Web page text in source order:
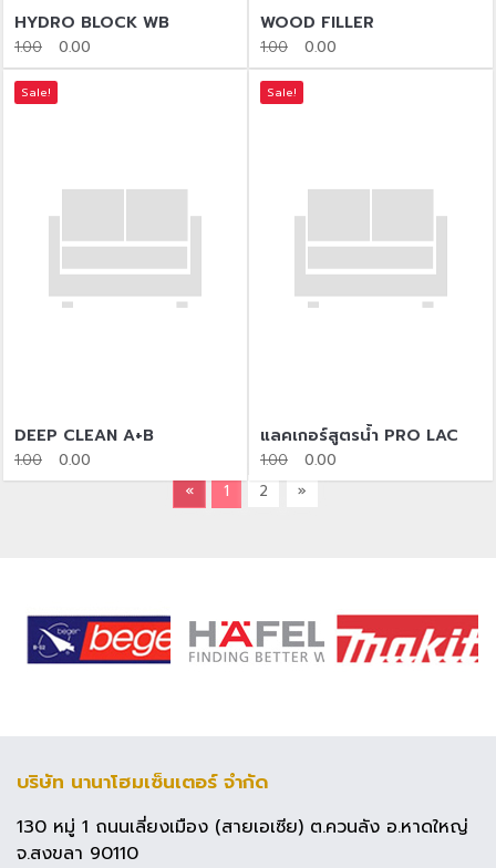
HYDRO BLOCK WB
1.00 0.00
WOOD FILLER
1.00 0.00
Sale!
DEEP CLEAN A+B
1.00 0.00
Sale!
แลคเกอร์สูตรน้ำ PRO LAC
1.00
0.00
«
1 2 »
บริษัท นานาโฮมเซ็นเตอร์ จำกัด
130 หมู่ 1 ถนนเลี่ยงเมือง (สายเอเซีย) ต.ควนลัง อ.หาดใหญ่
จ.สงขลา 90110